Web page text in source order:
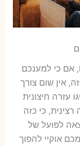
אם כי למענכם
אין שום צורך
עזרה חיצונית
כי כזה
לפועל של
אוקיי להפוך